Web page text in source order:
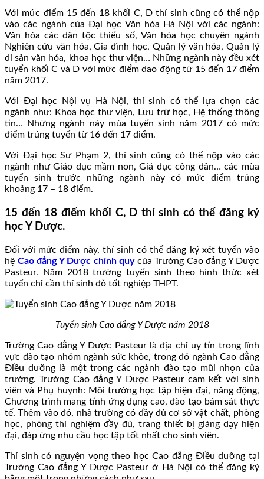
Với mức điểm 15 đến 18 khối C, D thí sinh cũng có thể nộp
vào các ngành của Đại học Văn hóa Hà Nội với các ngành:
Văn hóa các dân tộc thiểu số, Văn hóa học chuyên ngành
Nghiên cứu văn hóa, Gia đình học, Quản lý văn hóa, Quản lý
di sản văn hóa, khoa học thư viện… Những ngành này đều xét
tuyển khối C và D với mức điểm dao động từ 15 đến 17 điểm
năm 2017.
Với Đại học Nội vụ Hà Nội, thí sinh có thể lựa chọn các
ngành như: Khoa học thư viện, Lưu trữ học, Hệ thống thông
tin… Những ngành này mùa tuyển sinh năm 2017 có mức
điểm trúng tuyển từ 16 đến 17 điểm.
Với Đại học Sư Phạm 2, thí sinh cũng có thể nộp vào các
ngành như Giáo dục mầm non, Giá dục công dân… các mùa
tuyển sinh trước những ngành này có mức điểm trúng
khoảng 17 – 18 điểm.
15 đến 18 điểm khối C, D thí sinh có thể đăng ký
học Y Dược.
Đối với mức điểm này, thí sinh có thể đăng ký xét tuyển vào
hệ Cao đẳng Y Dược chính quycủa Trường Cao đẳng Y Dược
Pasteur. Năm 2018 trường tuyển sinh theo hình thức xét
tuyển chỉ cần thí sinh đỗ tốt nghiệp THPT.
Tuyển sinh Cao đẳng Y Dược năm 2018
Trường Cao đẳng Y Dược Pasteur là địa chỉ uy tín trong lĩnh
vực đào tạo nhóm ngành sức khỏe, trong đó ngành Cao đẳng
Điều dưỡng là một trong các ngành đào tạo mũi nhọn của
trường. Trường Cao đẳng Y Dược Pasteur cam kết với sinh
viên và Phụ huynh: Môi trường học tập hiện đại, năng động,
Chương trình mang tính ứng dụng cao, đào tạo bám sát thực
tế. Thêm vào đó, nhà trường có đầy đủ cơ sở vật chất, phòng
học, phòng thí nghiệm đầy đủ, trang thiết bị giảng dạy hiện
đại, đáp ứng nhu cầu học tập tốt nhất cho sinh viên.
Thí sinh có nguyện vọng theo học Cao đẳng Điều dưỡng tại
Trường Cao đẳng Y Dược Pasteur ở Hà Nội có thể đăng ký